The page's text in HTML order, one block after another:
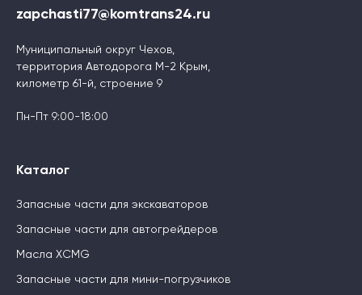
zapchasti77@komtrans24.ru
Муниципальный округ Чехов,
территория Автодорога М-2 Крым,
километр 61-й, строение 9
Пн-Пт 9:00-18:00
Каталог
Запасные части для экскаваторов
Запасные части для автогрейдеров
Масла XCMG
Запасные части для мини-погрузчиков